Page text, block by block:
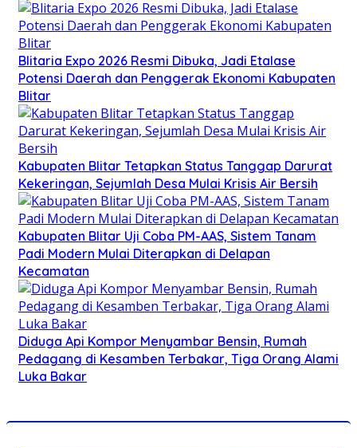
Blitaria Expo 2026 Resmi Dibuka, Jadi Etalase
Potensi Daerah dan Penggerak Ekonomi Kabupaten
Blitar
Kabupaten Blitar Tetapkan Status Tanggap Darurat
Kekeringan, Sejumlah Desa Mulai Krisis Air Bersih
Kabupaten Blitar Uji Coba PM-AAS, Sistem Tanam
Padi Modern Mulai Diterapkan di Delapan
Kecamatan
Diduga Api Kompor Menyambar Bensin, Rumah
Pedagang di Kesamben Terbakar, Tiga Orang Alami
Luka Bakar